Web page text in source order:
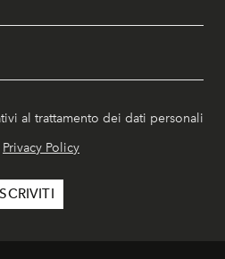
al trattamento dei dati personali
Privacy Policy